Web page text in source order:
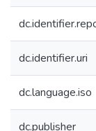
dc.identifier.uri
dc.language.iso
dc.publisher